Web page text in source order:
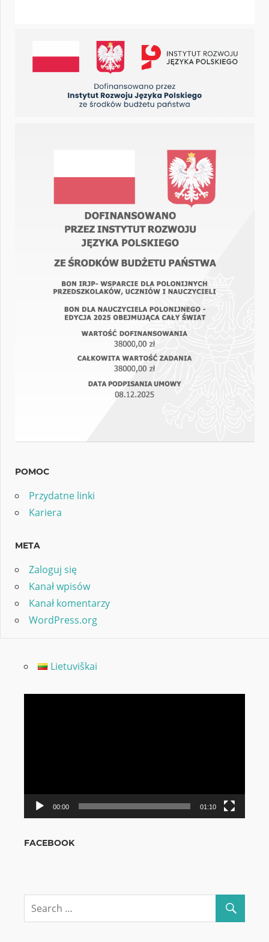
POMOC
Przydatne linki
Kariera
META
Zaloguj się
Kanał wpisów
Kanał komentarzy
WordPress.org
Lietuviškai
00:00 01:10
FACEBOOK